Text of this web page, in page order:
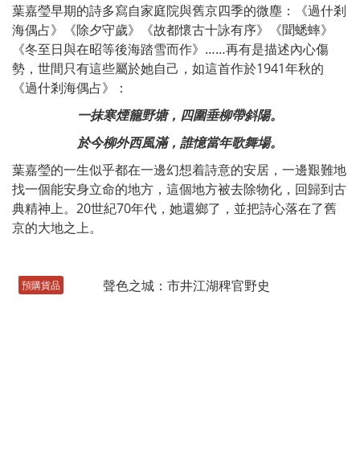
葉嘉瑩早期的詩多寫自家庭院與舊京四季的微塵：《過什剎
海偶占》《除夕守歲》《故都懷古十詠有序》《聞蟋蟀》
《冬至日與在昭等後海踏雪而作》……再有是描述內心傷
勢，世間只有這些屬於她自己，如這首作於1941年秋的
《過什剎海偶占》：
一抹寒煙籠野塘，四圍垂柳帶斜陽。
於今柳外西風滿，誰憶當年歌舞場。
葉嘉瑩的一生似乎都在一邊幻想着詩意的安居，一邊艱難地
找一個能安身立命的地方，這個地方被去除物化，回歸到古
典精神上。20世紀70年代，她還鄉了，並把詩心落在了舊
京的大地之上。
預購貨品